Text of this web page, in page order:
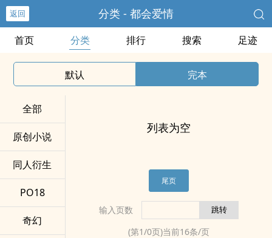
返回 分类 - 都会爱情
首页 分类 排行 搜索 足迹
默认 完本
全部
原创小说
同人衍生
PO18
奇幻
列表为空
尾页
输入页数
(第1/0页)当前16条/页